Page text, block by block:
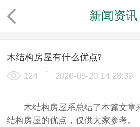
新闻资讯
木结构房屋有什么优点?
124 2026-05-20 14:28:39
木结构房屋系总结了本篇文章
结构房屋的优点，仅供大家参考。